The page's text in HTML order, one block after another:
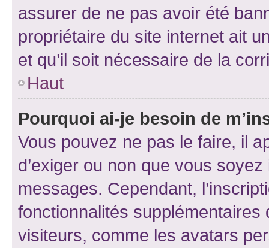
assurer de ne pas avoir été
propriétaire du site internet ait
et qu’il soit nécessaire de la
Haut
Pourquoi ai-je besoin de
Vous pouvez ne pas le faire, il
d’exiger ou non que vous
messages. Cependant,
fonctionnalités
visiteurs, comme les avatars